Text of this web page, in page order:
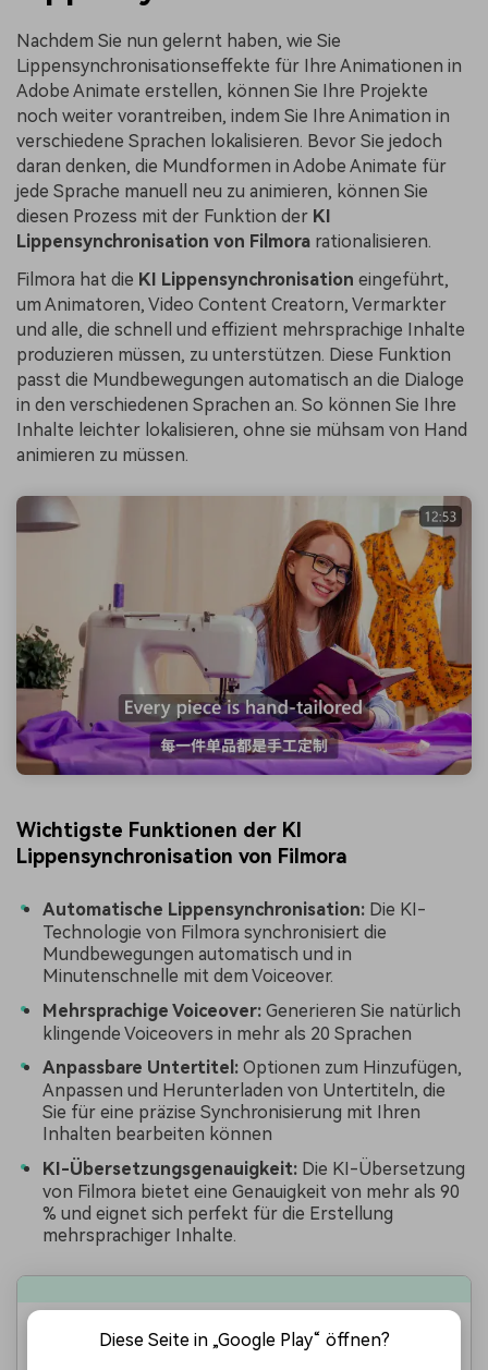
Nachdem Sie nun gelernt haben, wie Sie
Lippensynchronisationseffekte für Ihre Animationen in
Adobe Animate erstellen, können Sie Ihre Projekte
noch weiter vorantreiben, indem Sie Ihre Animation in
verschiedene Sprachen lokalisieren. Bevor Sie jedoch
daran denken, die Mundformen in Adobe Animate für
jede Sprache manuell neu zu animieren, können Sie
diesen Prozess mit der Funktion der KI
Lippensynchronisation von Filmora rationalisieren.
Filmora hat die KI Lippensynchronisation eingeführt,
um Animatoren, Video Content Creatorn, Vermarkter
und alle, die schnell und effizient mehrsprachige Inhalte
produzieren müssen, zu unterstützen. Diese Funktion
passt die Mundbewegungen automatisch an die Dialoge
in den verschiedenen Sprachen an. So können Sie Ihre
Inhalte leichter lokalisieren, ohne sie mühsam von Hand
animieren zu müssen.
Wichtigste Funktionen der KI
Lippensynchronisation von Filmora
Automatische Lippensynchronisation: Die KI-
Technologie von Filmora synchronisiert die
Mundbewegungen automatisch und in
Minutenschnelle mit dem Voiceover.
Mehrsprachige Voiceover: Generieren Sie natürlich
klingende Voiceovers in mehr als 20 Sprachen
Anpassbare Untertitel: Optionen zum Hinzufügen,
Anpassen und Herunterladen von Untertiteln, die
Sie für eine präzise Synchronisierung mit Ihren
Inhalten bearbeiten können
KI-Übersetzungsgenauigkeit: Die KI-Übersetzung
von Filmora bietet eine Genauigkeit von mehr als 90
% und eignet sich perfekt für die Erstellung
mehrsprachiger Inhalte.
Stimmen synchronisieren, Lippen mit KI
Diese Seite in „Google Play“ öffnen?